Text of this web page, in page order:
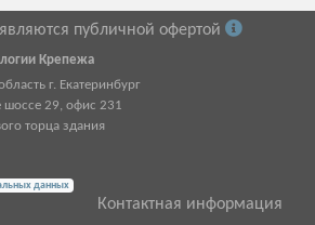
публичной офертой
Крепежа
г. Екатеринбург
шоссе 29, офис 231
торца здания
данных
Контактная информация